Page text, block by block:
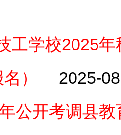
工学校2025
）
2025-
公开考调县